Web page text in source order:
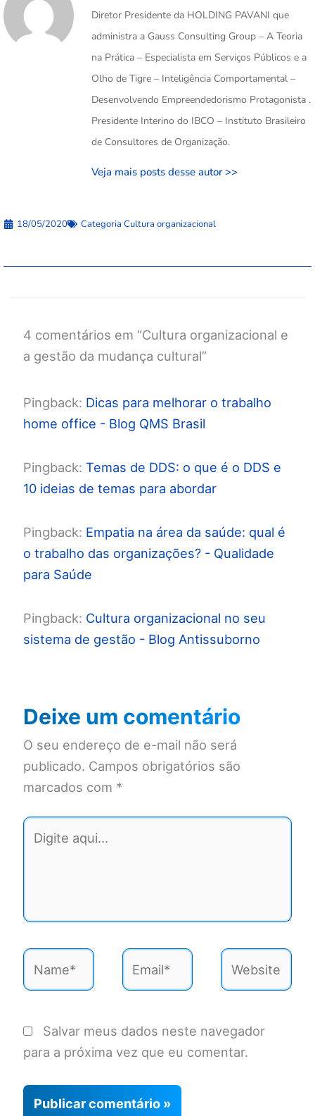
Diretor Presidente da HOLDING PAVANI que
administra a Gauss Consulting Group – A Teoria
na Prática – Especialista em Serviços Públicos e a
Olho de Tigre – Inteligência Comportamental –
Desenvolvendo Empreendedorismo Protagonista .
Presidente Interino do IBCO – Instituto Brasileiro
de Consultores de Organização.
Veja mais posts desse autor >>
18/05/2020 Categoria Cultura organizacional
4 comentários em “Cultura organizacional e
a gestão da mudança cultural”
Pingback: Dicas para melhorar o trabalho
home office - Blog QMS Brasil
Pingback: Temas de DDS: o que é o DDS e
10 ideias de temas para abordar
Pingback: Empatia na área da saúde: qual é
o trabalho das organizações? - Qualidade
para Saúde
Pingback: Cultura organizacional no seu
sistema de gestão - Blog Antissuborno
Deixe um comentário
O seu endereço de e-mail não será
publicado. Campos obrigatórios são
marcados com *
Digite
aqui...
Name* Email* Website
Salvar meus dados neste navegador
para a próxima vez que eu comentar.